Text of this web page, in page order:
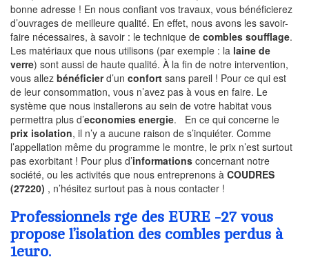
bonne adresse ! En nous confiant vos travaux, vous bénéficierez
d’ouvrages de meilleure qualité. En effet, nous avons les savoir-
faire nécessaires, à savoir : le technique de combles soufflage.
Les matériaux que nous utilisons (par exemple : la laine de
verre) sont aussi de haute qualité. À la fin de notre intervention,
vous allez bénéficierd’un confort sans pareil ! Pour ce qui est
de leur consommation, vous n’avez pas à vous en faire. Le
système que nous installerons au sein de votre habitat vous
permettra plus d’economies energie. En ce qui concerne le
prix isolation, il n’y a aucune raison de s’inquiéter. Comme
l’appellation même du programme le montre, le prix n’est surtout
pas exorbitant ! Pour plus d’informations concernant notre
société, ou les activités que nous entreprenons à COUDRES
(27220) , n’hésitez surtout pas à nous contacter !
Professionnels rge des EURE -27 vous
propose l’isolation des combles perdus à
1euro.